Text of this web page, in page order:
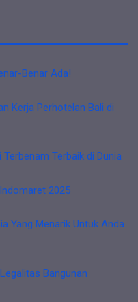
Benar Ada!
Kerja Perhotelan Bali di
Terbaik di Dunia
2025
Yang Menarik Untuk Anda
Bangunan